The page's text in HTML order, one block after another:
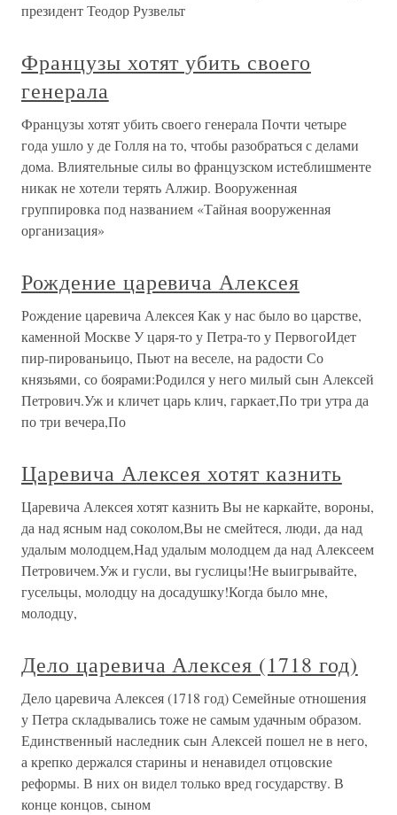
президент Теодор Рузвельт
Французы хотят убить своего
генерала
Французы хотят убить своего генерала Почти четыре
года ушло у де Голля на то, чтобы разобраться с делами
дома. Влиятельные силы во французском истеблишменте
никак не хотели терять Алжир. Вооруженная
группировка под названием «Тайная вооруженная
организация»
Рождение царевича Алексея
Рождение царевича Алексея Как у нас было во царстве,
каменной Москве У царя-то у Петра-то у ПервогоИдет
пир-пированьицо, Пьют на веселе, на радости Со
князьями, со боярами:Родился у него милый сын Алексей
Петрович.Уж и кличет царь клич, гаркает,По три утра да
по три вечера,По
Царевича Алексея хотят казнить
Царевича Алексея хотят казнить Вы не каркайте, вороны,
да над ясным над соколом,Вы не смейтеся, люди, да над
удалым молодцем,Над удалым молодцем да над Алексеем
Петровичем.Уж и гусли, вы гуслицы!Не выигрывайте,
гусельцы, молодцу на досадушку!Когда было мне,
молодцу,
Дело царевича Алексея (1718 год)
Дело царевича Алексея (1718 год) Семейные отношения
у Петра складывались тоже не самым удачным образом.
Единственный наследник сын Алексей пошел не в него,
а крепко держался старины и ненавидел отцовские
реформы. В них он видел только вред государству. В
конце концов, сыном